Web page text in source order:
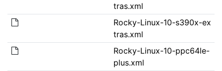
tras.xml
Rocky-Linux-10-s390x-ex
tras.xml
Rocky-Linux-10-ppc64le-
plus.xml